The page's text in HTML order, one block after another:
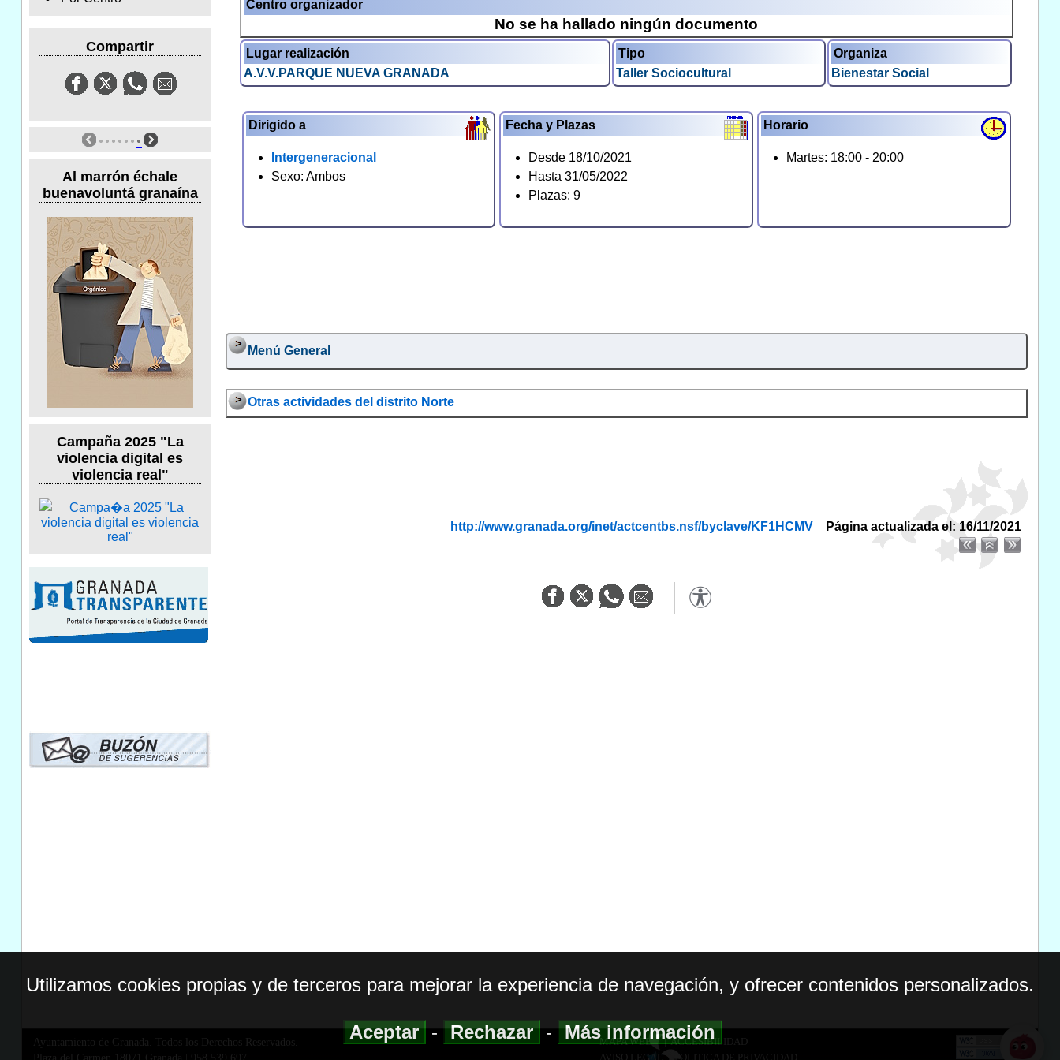
Compartir
Al marrón échale
buenavoluntá granaína
Campaña 2025 "La
violencia digital es
violencia real"
Centro organizador
No se ha hallado ningún documento
Lugar realización
A.V.V.PARQUE NUEVA GRANADA
Tipo
Taller Sociocultural
Organiza
Bienestar Social
Dirigido a
Intergeneracional
Sexo: Ambos
Fecha y Plazas
Desde 18/10/2021
Hasta 31/05/2022
Plazas: 9
Horario
Martes: 18:00 - 20:00
Menú General
Otras actividades del distrito Norte
http://www.granada.org/inet/actcentbs.nsf/byclave/KF1HCMV Página actualizada el: 16/11/2021
Ayuntamiento de Granada. Todos los Derechos Reservados.
MAPA WEB|ACCESIBILIDAD
AVISO LEGAL| POLITICA DE PRIVACIDAD
Utilizamos cookies propias y de terceros para mejorar la experiencia de navegación, y ofrecer contenidos personalizados.
Aceptar-Rechazar-Más información